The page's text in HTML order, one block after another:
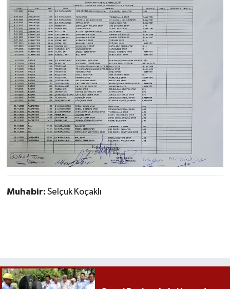
Muhabir: Selçuk Koçaklı
Politika
Resmi İlan
Röportaj
Sağlık
SİYASET
Spor
Ulusal
Yaşam